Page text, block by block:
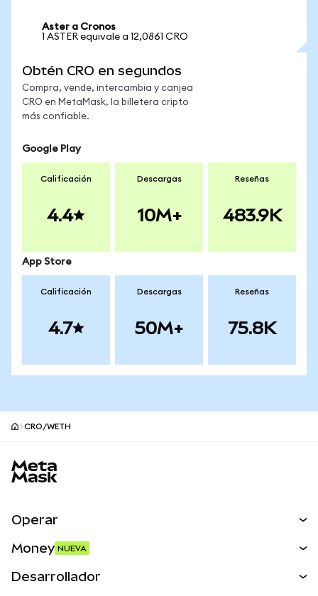
Aster a Cronos
1 ASTER equivale a 12,0861 CRO
Obtén CRO en segundos
Compra, vende, intercambia y canjea
CRO en MetaMask, la billetera cripto
más confiable.
Google Play
Calificación
4.4
Descargas
10M+
Reseñas
483.9K
App Store
Calificación
4.7
Descargas
50M+
Reseñas
75.8K
CRO/WETH
Operar
Money NUEVA
Desarrollador